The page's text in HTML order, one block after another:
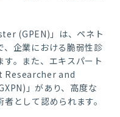
(GPEN)」は、ペネト
、企業における脆弱性診
。また、エキスパート
Researcher and
」があり、高度な
として認められます。